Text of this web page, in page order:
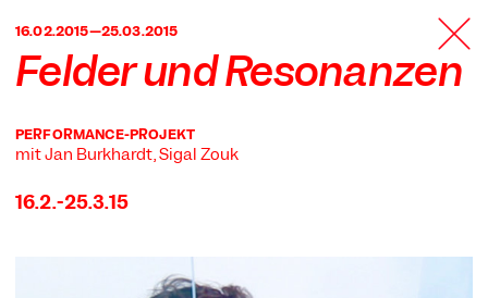
BERLIN
16.02.2015—25.03.2015
Felder und Resonanzen
PERFORMANCE-PROJEKT
mit Jan Burkhardt, Sigal Zouk
16.2.-25.3.15